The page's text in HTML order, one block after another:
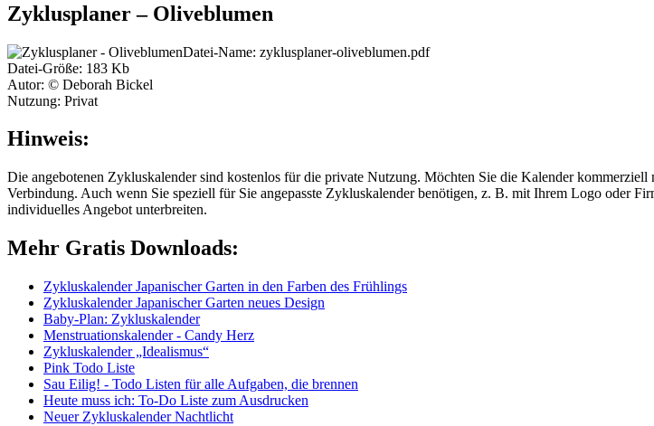
Zyklusplaner – Oliveblumen
Datei-Name: zyklusplaner-oliveblumen.pdf
Datei-Größe: 183 Kb
Autor: © Deborah Bickel
Nutzung: Privat
Hinweis:
Die angebotenen Zykluskalender sind kostenlos für die private Nutzung. Möchten Sie die Kalender
Verbindung. Auch wenn Sie speziell für Sie angepasste Zykluskalender benötigen, z. B. mit Ihrem Logo oder
individuelles Angebot unterbreiten.
Mehr Gratis Downloads:
Zykluskalender Japanischer Garten in den Farben des Frühlings
Zykluskalender Japanischer Garten neues Design
Baby-Plan: Zykluskalender
Menstruationskalender - Candy Herz
Zykluskalender „Idealismus“
Pink Todo Liste
Sau Eilig! - Todo Listen für alle Aufgaben, die brennen
Heute muss ich: To-Do Liste zum Ausdrucken
Neuer Zykluskalender Nachtlicht